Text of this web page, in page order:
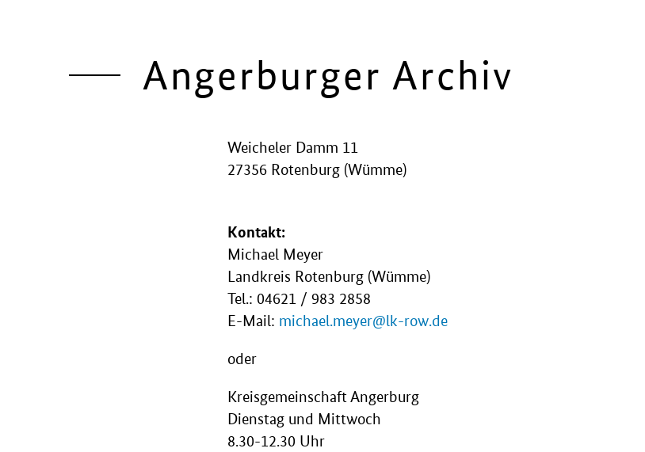
Angerburger Archiv
Weicheler Damm 11
27356 Rotenburg (Wümme)
Kontakt:
Michael Meyer
Landkreis Rotenburg (Wümme)
Tel.: 04621 / 983 2858
E-Mail: michael.meyer@lk-row.de
oder
Kreisgemeinschaft Angerburg
Dienstag und Mittwoch
8.30-12.30 Uhr